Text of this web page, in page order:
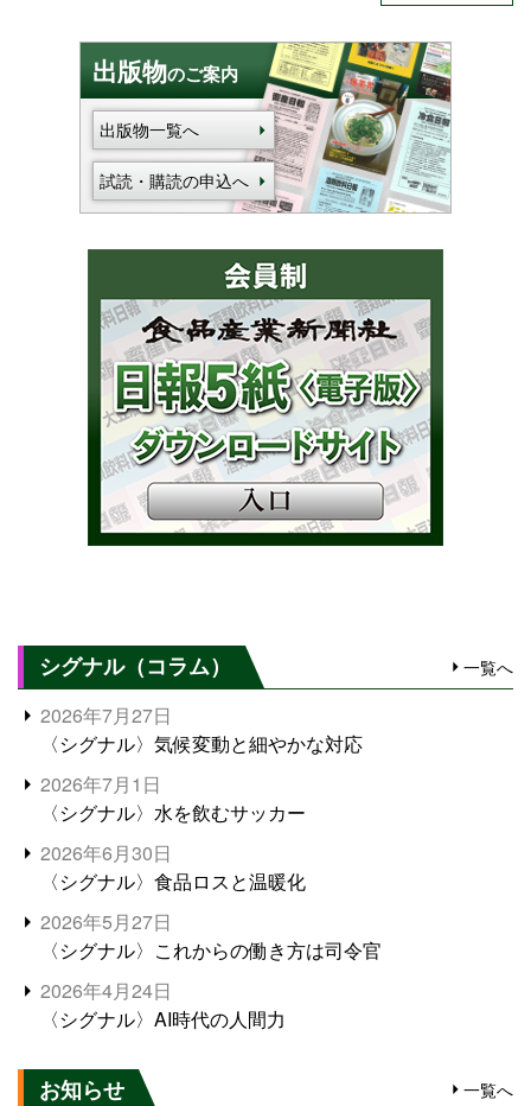
出版物のご案内
出版物一覧へ
試読・購読の申込へ
シグナル（コラム） 一覧へ
2026年7月27日
〈シグナル〉気候変動と細やかな対応
2026年7月1日
〈シグナル〉水を飲むサッカー
2026年6月30日
〈シグナル〉食品ロスと温暖化
2026年5月27日
〈シグナル〉これからの働き方は司令官
2026年4月24日
〈シグナル〉AI時代の人間力
お知らせ 一覧へ